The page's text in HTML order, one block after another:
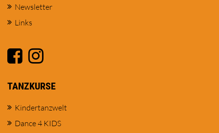
Newsletter
Links
TANZKURSE
Kindertanzwelt
Dance 4 KIDS